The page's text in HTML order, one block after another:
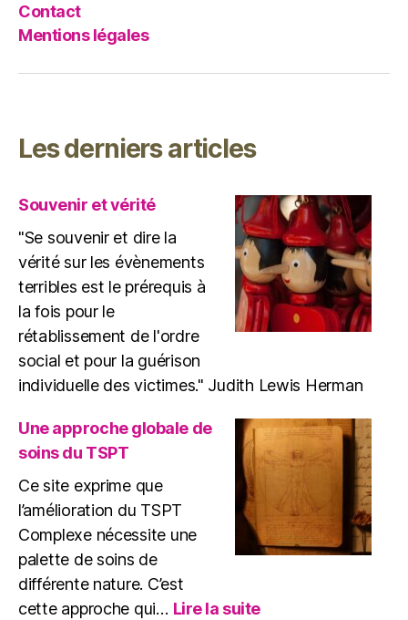
Contact
Mentions légales
Les derniers articles
Souvenir et vérité
"Se souvenir et dire la
vérité sur les évènements
terribles est le prérequis à
la fois pour le
rétablissement de l'ordre
social et pour la guérison
individuelle des victimes." Judith Lewis Herman
Une approche globale de
soins du TSPT
Ce site exprime que
l’amélioration du TSPT
Complexe nécessite une
palette de soins de
différente nature. C’est
cette approche qui… Lire la suite: